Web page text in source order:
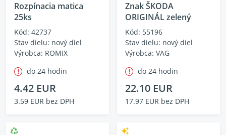
Rozpínacia matica
25ks
Kód: 42737
Stav dielu: nový diel
Výrobca: ROMIX
do 24 hodin
4.42 EUR
3.59 EUR bez DPH
Znak ŠKODA
ORIGINÁL zelený
Kód: 55196
Stav dielu: nový diel
Výrobca: VAG
do 24 hodin
22.10 EUR
17.97 EUR bez DPH